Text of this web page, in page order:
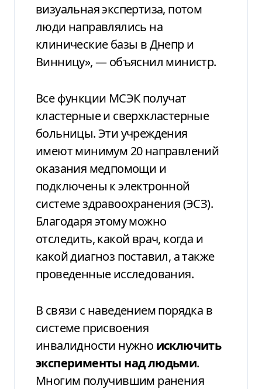
визуальная экспертиза, потом
люди направлялись на
клинические базы в Днепр и
Винницу», — объяснил министр.
Все функции МСЭК получат
кластерные и сверхкластерные
больницы. Эти учреждения
имеют минимум 20 направлений
оказания медпомощи и
подключены к электронной
системе здравоохранения (ЭСЗ).
Благодаря этому можно
отследить, какой врач, когда и
какой диагноз поставил, а также
проведенные исследования.
В связи с наведением порядка в
системе присвоения
инвалидности нужно исключить
эксперименты над людьми.
Многим получившим ранения